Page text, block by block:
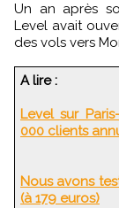
Un an après
Level avait
des vols vers
A lire :
Level sur
000 clients
Nous avons
(à 179 euros)